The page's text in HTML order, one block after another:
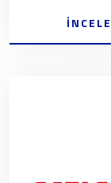
İNCELE